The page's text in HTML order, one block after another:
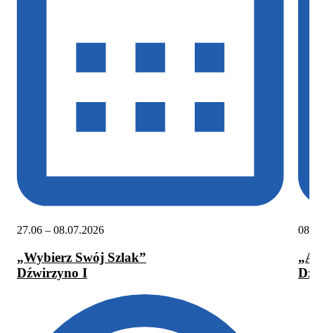
27.06 – 08.07.2026
„Wybierz Swój Szlak”
Dźwirzyno I